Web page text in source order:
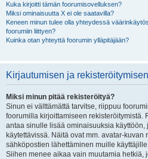
Kuka kirjoitti tämän foorumisovelluksen?
Miksi ominaisuutta X ei ole saatavilla?
Keneen minun tulee olla yhteydessä
foorumiin liittyen?
Kuinka otan yhteyttä foorumin ylläpitäjään?
Kirjautumisen ja
Miksi minun pitää rekisteröityä?
Sinun ei välttämättä tarvitse, riippuu
foorumilla kirjoittamiseen rekisteröitymistä.
antaa sinulle lisää ominaisuuksia käyttöön,
käytettävissä. Näitä ovat mm. avatar-kuvan
sähköpostien lähettäminen muille
Siihen menee aikaa vain muutamia hetkiä,